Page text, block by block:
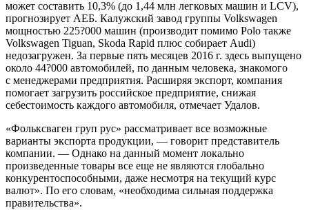
может составить 10,3% (до 1,44 млн легковых машин и LCV),
прогнозирует АЕБ. Калужский завод группы Volkswagen
мощностью 225?000 машин (производит помимо Polo также
Volkswagen Tiguan, Skoda Rapid плюс собирает Audi)
недозагружен. За первые пять месяцев 2016 г. здесь выпущено
около 44?000 автомобилей, по данным человека, знакомого
с менеджерами предприятия. Расширяя экспорт, компания
помогает загрузить российское предприятие, снижая
себестоимость каждого автомобиля, отмечает Удалов.
«Фольксваген груп рус» рассматривает все возможные
варианты экспорта продукции, — говорит представитель
компании. — Однако на данный момент локально
произведенные товары все еще не являются глобально
конкурентоспособными, даже несмотря на текущий курс
валют». По его словам, «необходима сильная поддержка
правительства».